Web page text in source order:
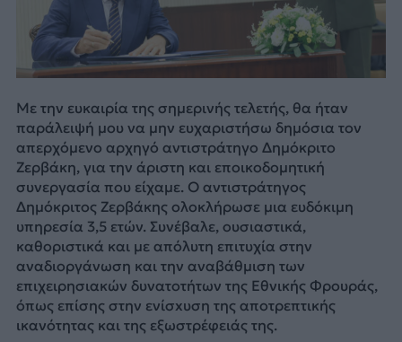
Με την ευκαιρία της σημερινής τελετής, θα ήταν
παράλειψή μου να μην ευχαριστήσω δημόσια τον
απερχόμενο αρχηγό αντιστράτηγο Δημόκριτο
Ζερβάκη, για την άριστη και εποικοδομητική
συνεργασία που είχαμε. Ο αντιστράτηγος
Δημόκριτος Ζερβάκης ολοκλήρωσε μια ευδόκιμη
υπηρεσία 3,5 ετών. Συνέβαλε, ουσιαστικά,
καθοριστικά και με απόλυτη επιτυχία στην
αναδιοργάνωση και την αναβάθμιση των
επιχειρησιακών δυνατοτήτων της Εθνικής Φρουράς,
όπως επίσης στην ενίσxυση της αποτρεπτικής
ικανότητας και της εξωστρέφειάς της.